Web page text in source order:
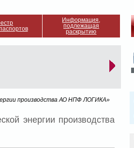
Информация,
подлежащая
раскрытию
производства АО НПФ ЛОГИКА»
энергии производства